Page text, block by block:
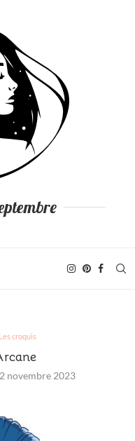
Les croquis
novembre 2023